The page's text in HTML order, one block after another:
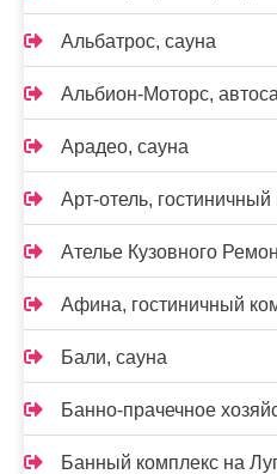
Альбатрос, сауна
Альбион-Моторс,
Арадео, сауна
Арт-отель, гостиничный
Ателье Кузовного
Афина, гостиничный
Бали, сауна
Банно-прачечное
Банный комплекс на